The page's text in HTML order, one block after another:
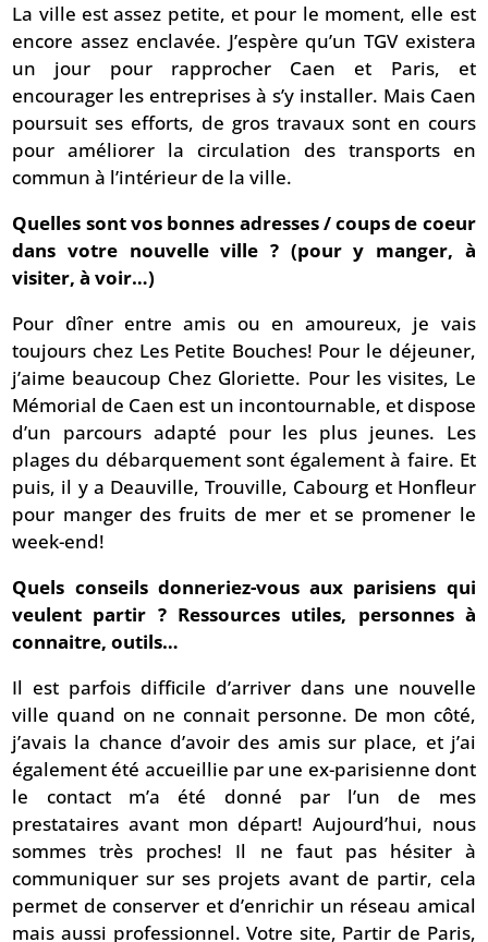
La ville est assez petite, et pour le moment, elle est
encore assez enclavée. J’espère qu’un TGV existera
un jour pour rapprocher Caen et Paris, et
encourager les entreprises à s’y installer. Mais Caen
poursuit ses efforts, de gros travaux sont en cours
pour améliorer la circulation des transports en
commun à l’intérieur de la ville.
Quelles sont vos bonnes adresses / coups de coeur
dans votre nouvelle ville ? (pour y manger, à
visiter, à voir…)
Pour dîner entre amis ou en amoureux, je vais
toujours chez Les Petite Bouches! Pour le déjeuner,
j’aime beaucoup Chez Gloriette. Pour les visites, Le
Mémorial de Caen est un incontournable, et dispose
d’un parcours adapté pour les plus jeunes. Les
plages du débarquement sont également à faire. Et
puis, il y a Deauville, Trouville, Cabourg et Honfleur
pour manger des fruits de mer et se promener le
week-end!
Quels conseils donneriez-vous aux parisiens qui
veulent partir ? Ressources utiles, personnes à
connaitre, outils…
Il est parfois difficile d’arriver dans une nouvelle
ville quand on ne connait personne. De mon côté,
j’avais la chance d’avoir des amis sur place, et j’ai
également été accueillie par une ex-parisienne dont
le contact m’a été donné par l’un de mes
prestataires avant mon départ! Aujourd’hui, nous
sommes très proches! Il ne faut pas hésiter à
communiquer sur ses projets avant de partir, cela
permet de conserver et d’enrichir un réseau amical
mais aussi professionnel. Votre site, Partir de Paris,